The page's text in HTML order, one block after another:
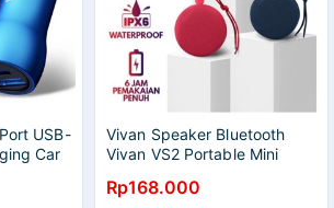
USB-
Car
Vivan Speaker Bluetooth
Vivan VS2 Portable Mini
Rp168.000